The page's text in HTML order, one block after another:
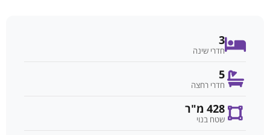
3
חדרי שינה
5
חדרי רחצה
428 מ"ר
שטח בנוי